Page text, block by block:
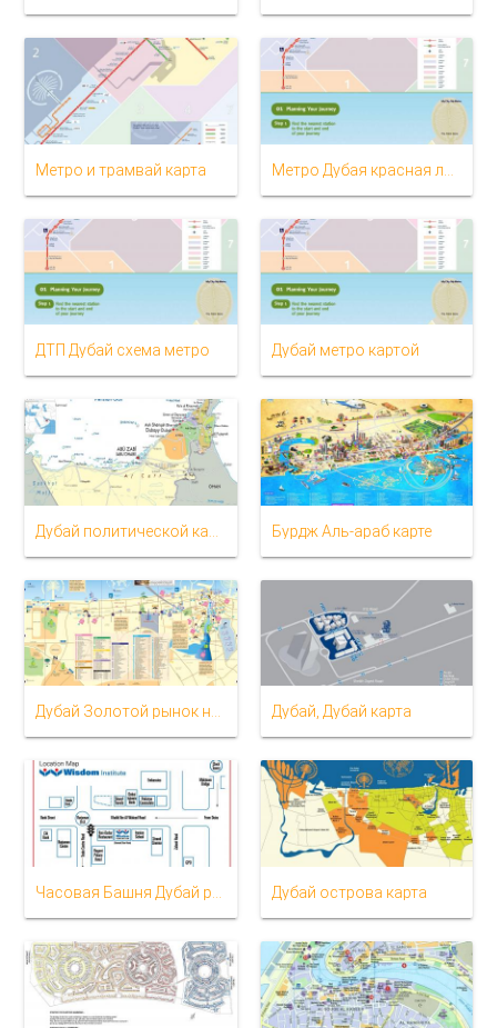
Метро и трамвай карта
ДТП Дубай схема метро Дубай метро картой
Бурдж Аль-араб карте
Дубай Золотой рынок на карте Дубай, Дубай карта
Дубай острова карта